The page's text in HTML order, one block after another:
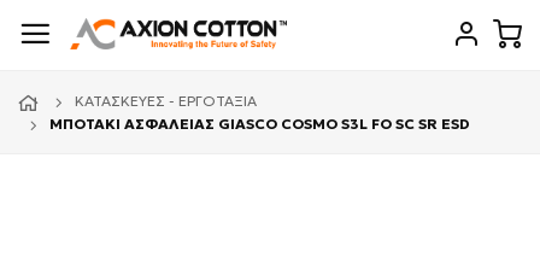
ΚΑΤΑΣΚΕΥΈΣ - ΕΡΓΟΤΆΞΙΑ
ΜΠΟΤΑΚΙ ΑΣΦΑΛΕΙΑΣ GIASCO COSMO S3L FO SC SR ESD